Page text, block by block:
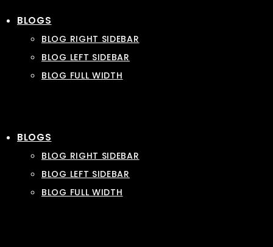
BLOGS
BLOG RIGHT SIDEBAR
BLOG LEFT SIDEBAR
BLOG FULL WIDTH
BLOGS
BLOG RIGHT SIDEBAR
BLOG LEFT SIDEBAR
BLOG FULL WIDTH